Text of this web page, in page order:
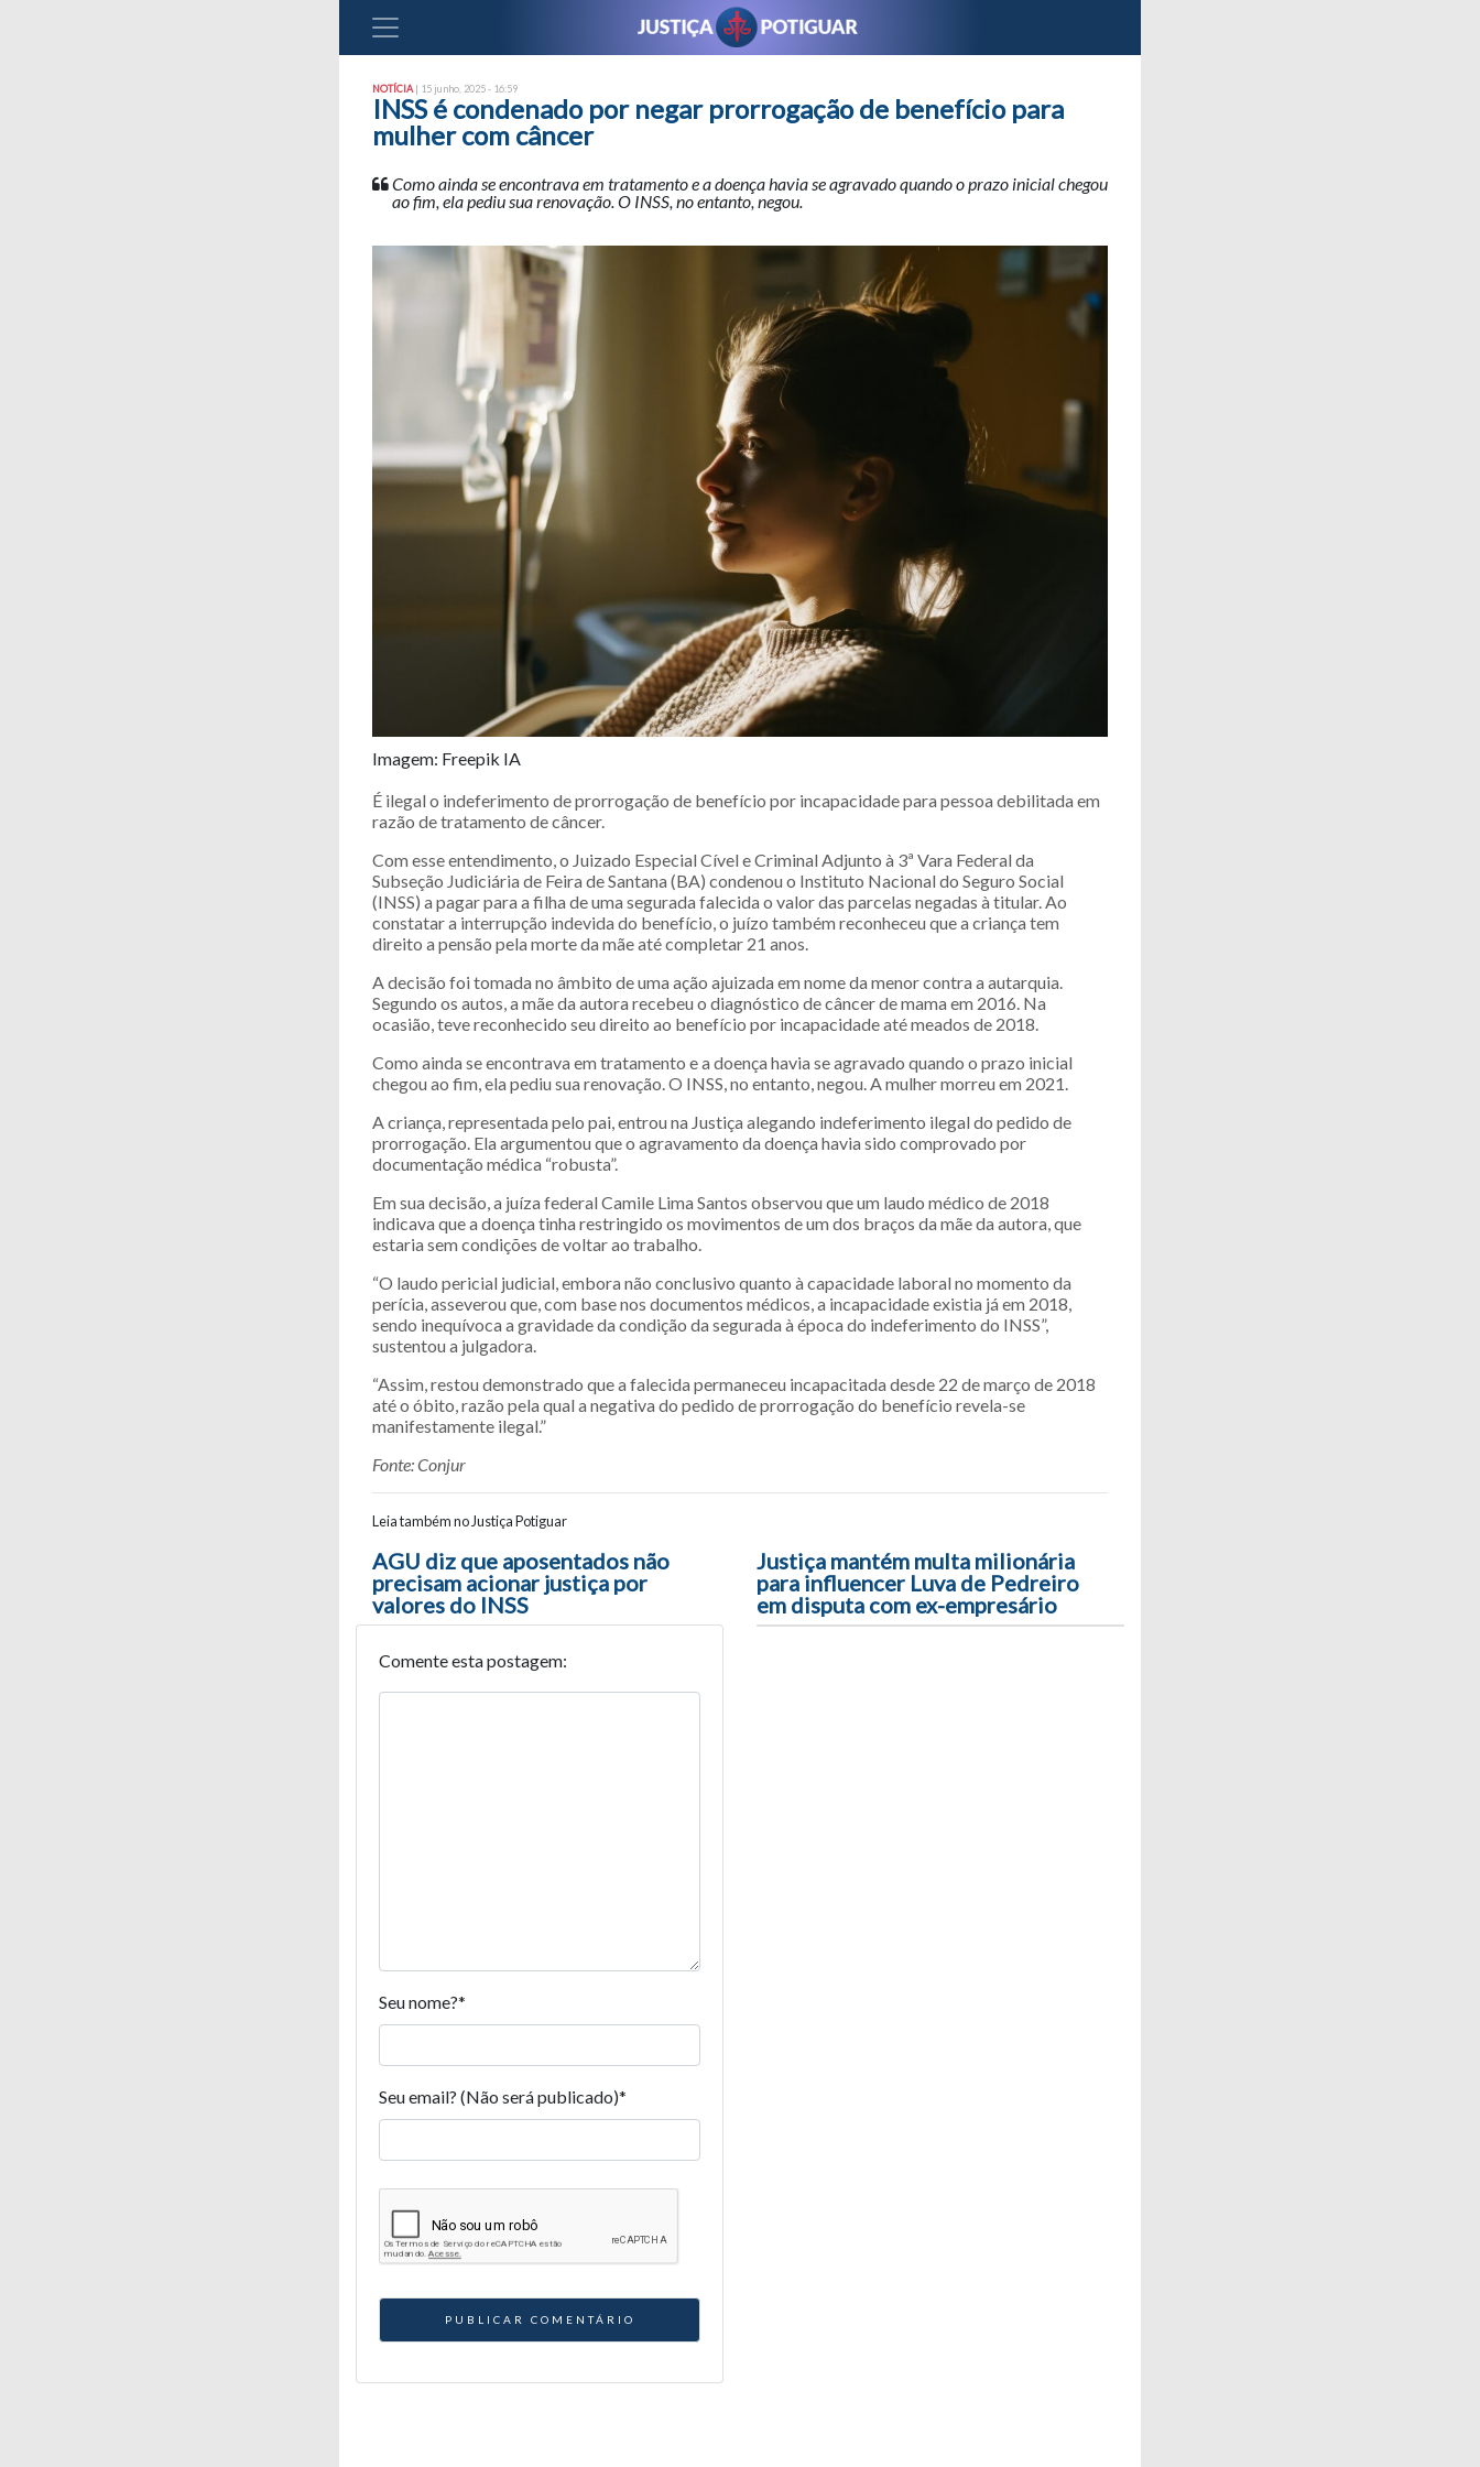
NOTÍCIA | 15 junho, 2025 - 16:59
INSS é condenado por negar prorrogação de benefício para
mulher com câncer
Como ainda se encontrava em tratamento e a doença havia se agravado quando o prazo inicial chegou
ao fim, ela pediu sua renovação. O INSS, no entanto, negou.
Imagem: Freepik IA
É ilegal o indeferimento de prorrogação de benefício por incapacidade para pessoa debilitada em
razão de tratamento de câncer.
Com esse entendimento, o Juizado Especial Cível e Criminal Adjunto à 3ª Vara Federal da
Subseção Judiciária de Feira de Santana (BA) condenou o Instituto Nacional do Seguro Social
(INSS) a pagar para a filha de uma segurada falecida o valor das parcelas negadas à titular. Ao
constatar a interrupção indevida do benefício, o juízo também reconheceu que a criança tem
direito a pensão pela morte da mãe até completar 21 anos.
A decisão foi tomada no âmbito de uma ação ajuizada em nome da menor contra a autarquia.
Segundo os autos, a mãe da autora recebeu o diagnóstico de câncer de mama em 2016. Na
ocasião, teve reconhecido seu direito ao benefício por incapacidade até meados de 2018.
Como ainda se encontrava em tratamento e a doença havia se agravado quando o prazo inicial
chegou ao fim, ela pediu sua renovação. O INSS, no entanto, negou. A mulher morreu em 2021.
A criança, representada pelo pai, entrou na Justiça alegando indeferimento ilegal do pedido de
prorrogação. Ela argumentou que o agravamento da doença havia sido comprovado por
documentação médica “robusta”.
Em sua decisão, a juíza federal Camile Lima Santos observou que um laudo médico de 2018
indicava que a doença tinha restringido os movimentos de um dos braços da mãe da autora, que
estaria sem condições de voltar ao trabalho.
“O laudo pericial judicial, embora não conclusivo quanto à capacidade laboral no momento da
perícia, asseverou que, com base nos documentos médicos, a incapacidade existia já em 2018,
sendo inequívoca a gravidade da condição da segurada à época do indeferimento do INSS”,
sustentou a julgadora.
“Assim, restou demonstrado que a falecida permaneceu incapacitada desde 22 de março de 2018
até o óbito, razão pela qual a negativa do pedido de prorrogação do benefício revela-se
manifestamente ilegal.”
Fonte: Conjur
Leia também no Justiça Potiguar
Navegação entre posts
AGU diz que aposentados não
precisam acionar justiça por
valores do INSS
Justiça mantém multa milionária
para influencer Luva de Pedreiro
em disputa com ex-empresário
Comente esta postagem:
Seu nome?*
Seu email? (Não será publicado)*